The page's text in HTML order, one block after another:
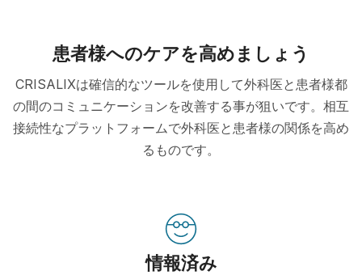
患者様へのケアを高めましょう
CRISALIXは確信的なツールを使用して外科医と患者様都
の間のコミュニケーションを改善する事が狙いです。相互
接続性なプラットフォームで外科医と患者様の関係を高め
るものです。
情報済み